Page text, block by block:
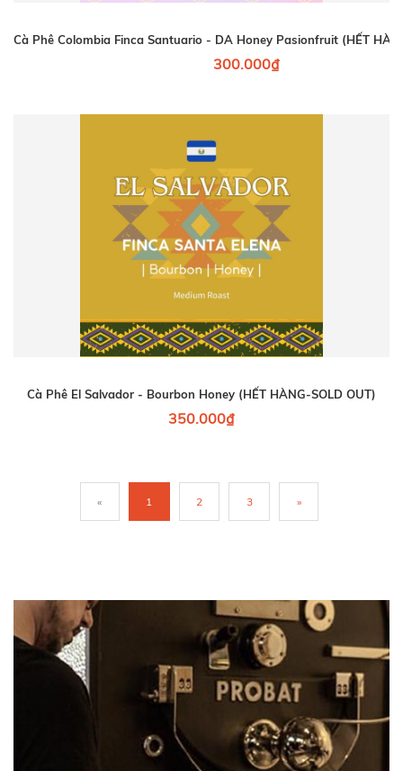
Cà Phê Colombia Finca Santuario - DA Honey Pasionfruit (HẾT
300.000₫
Cà Phê El Salvador - Bourbon Honey (HẾT HÀNG-SOLD OUT)
350.000₫
« 1 2 3 »